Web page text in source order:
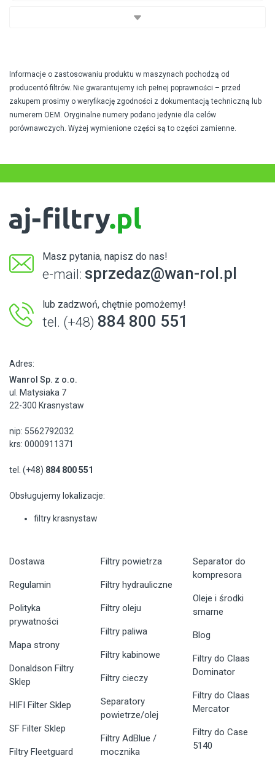
Informacje o zastosowaniu produktu w maszynach pochodzą od
producentó filtrów. Nie gwarantujemy ich pełnej poprawności – przed
zakupem prosimy o weryfikację zgodności z dokumentacją techniczną lub
numerem OEM. Oryginalne numery podano jedynie dla celów
porównawczych. Wyżej wymienione części są to części zamienne.
Masz pytania, napisz do nas!
e-mail: sprzedaz@wan-rol.pl
lub zadzwoń, chętnie pomożemy!
tel. (+48) 884 800 551
Adres:
Wanrol Sp. z o.o.
ul. Matysiaka 7
22-300 Krasnystaw
nip: 5562792032
krs: 0000911371
tel. (+48) 884 800 551
Obsługujemy lokalizacje:
filtry krasnystaw
Dostawa
Regulamin
Polityka
prywatności
Mapa strony
Donaldson Filtry
Sklep
HIFI Filter Sklep
SF Filter Sklep
Filtry Fleetguard
Filtry powietrza
Filtry hydrauliczne
Filtry oleju
Filtry paliwa
Filtry kabinowe
Filtry cieczy
Separatory
powietrze/olej
Filtry AdBlue /
mocznika
Separator do
kompresora
Oleje i środki
smarne
Blog
Filtry do Claas
Dominator
Filtry do Claas
Mercator
Filtry do Case
5140